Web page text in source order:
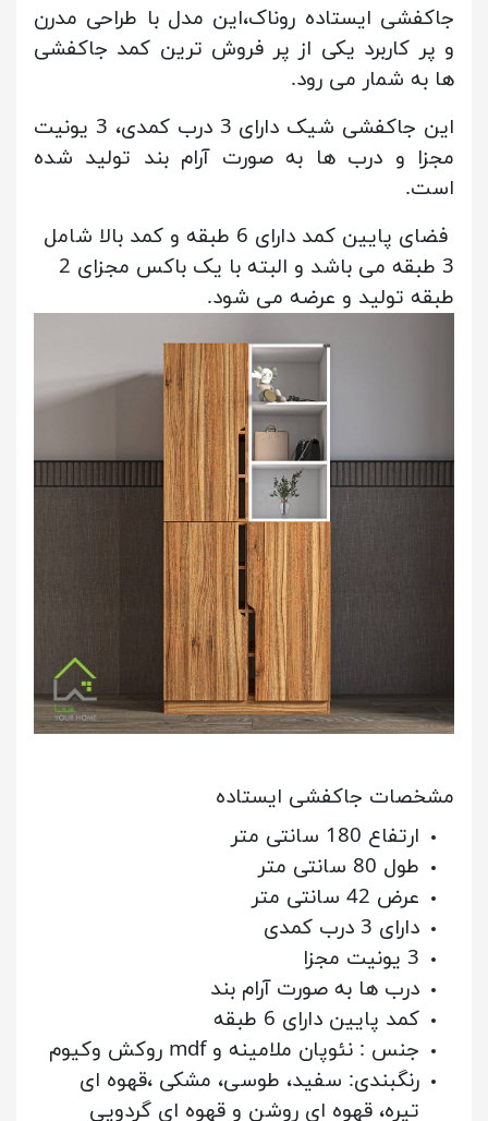
جاکفشی ایستاده روناک،این مدل با طراحی مدرن
و پر کاربرد یکی از پر فروش ترین کمد جاکفشی
ها به شمار می رود.
این جاکفشی شیک دارای 3 درب کمدی، 3 یونیت
مجزا و درب ها به صورت آرام بند تولید شده
است.
فضای پایین کمد دارای 6 طبقه و کمد بالا شامل
3 طبقه می باشد و البته با یک باکس مجزای 2
طبقه تولید و عرضه می شود.
مشخصات جاکفشی ایستاده
ارتفاع 180 سانتی متر
طول 80 سانتی متر
عرض 42 سانتی متر
دارای 3 درب کمدی
3 یونیت مجزا
درب ها به صورت آرام بند
کمد پایین دارای 6 طبقه
جنس : نئوپان ملامینه و mdf روکش وکیوم
رنگبندی: سفید، طوسی، مشکی ،قهوه ای
تیره، قهوه ای روشن و قهوه ای گردویی